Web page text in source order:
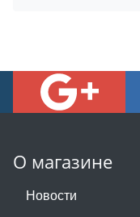
О магазине
Новости